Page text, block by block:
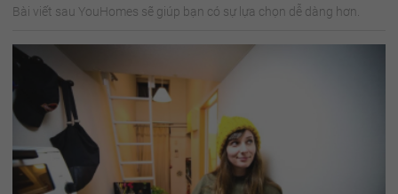
Bài viết sau YouHomes sẽ giúp bạn có sự lựa chọn dễ dàng hơn.